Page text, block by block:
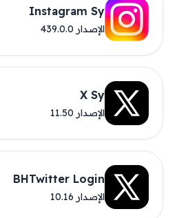
Instagram Sy
الإصدار 439.0.0
X Sy
الإصدار 11.50
BHTwitter Login
الإصدار 10.16